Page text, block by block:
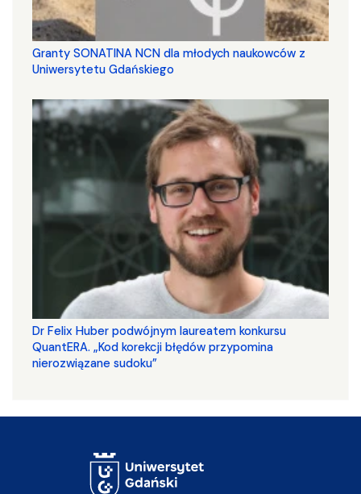
Granty SONATINA NCN dla młodych naukowców z
Uniwersytetu Gdańskiego
Dr Felix Huber podwójnym laureatem konkursu
QuantERA. „Kod korekcji błędów przypomina
nierozwiązane sudoku”